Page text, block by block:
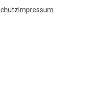
Impressum